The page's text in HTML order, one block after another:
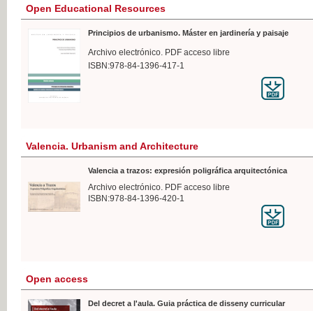
Open Educational Resources
Principios de urbanismo. Máster en jardinería y paisaje
Archivo electrónico. PDF acceso libre
ISBN:978-84-1396-417-1
Valencia. Urbanism and Architecture
Valencia a trazos: expresión poligráfica arquitectónica
Archivo electrónico. PDF acceso libre
ISBN:978-84-1396-420-1
Open access
Del decret a l'aula. Guia práctica de disseny curricular